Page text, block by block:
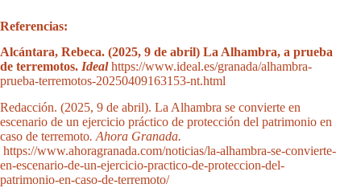
Referencias:
Alcántara, Rebeca. (2025, 9 de abril) La Alhambra, a prueba
de terremotos. Idealhttps://www.ideal.es/granada/alhambra-
prueba-terremotos-20250409163153-nt.html
Redacción. (2025, 9 de abril). La Alhambra se convierte en
escenario de un ejercicio práctico de protección del patrimonio en
caso de terremoto. Ahora Granada.
https://www.ahoragranada.com/noticias/la-alhambra-se-convierte-
en-escenario-de-un-ejercicio-practico-de-proteccion-del-
patrimonio-en-caso-de-terremoto/